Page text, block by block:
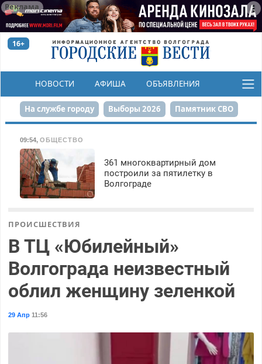
Реклама
16+
НОВОСТИ АФИША ОБЪЯВЛЕНИЯ
КОНКУРСЫ
На службе городу Выборы 2026 Памятник СВО
Набережная День Победы Реконструкция ЦПКиО
80-летие Победы Парк Героев-летчиков
09:54, ОБЩЕСТВО
361 многоквартирный дом
построили за пятилетку в
Волгограде
ПРОИСШЕСТВИЯ
В ТЦ «Юбилейный»
Волгограда неизвестный
облил женщину зеленкой
29 Апр11:56